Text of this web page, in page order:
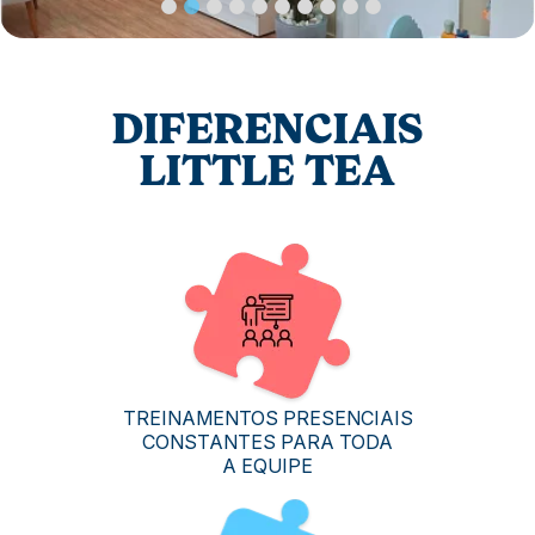
DIFERENCIAIS
LITTLE TEA
TREINAMENTOS PRESENCIAIS
CONSTANTES PARA TODA
A EQUIPE